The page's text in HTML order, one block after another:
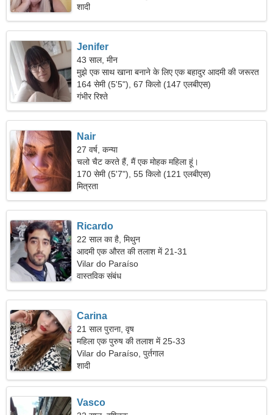
शादी
Jenifer
43 साल, मीन
मुझे एक साथ खाना बनाने के लिए एक बहादुर आदमी की जरूरत
है।
164 सेमी (5'5"), 67 किलो (147 एलबीएस)
गंभीर रिश्ते
Nair
27 वर्ष, कन्या
चलो चैट करते हैं, मैं एक मोहक महिला हूं।
170 सेमी (5'7"), 55 किलो (121 एलबीएस)
मित्रता
Ricardo
22 साल का है, मिथुन
आदमी एक औरत की तलाश में 21-31
Vilar do Paraíso
वास्तविक संबंध
Carina
21 साल पुराना, वृष
महिला एक पुरुष की तलाश में 25-33
Vilar do Paraíso, पुर्तगाल
शादी
Vasco